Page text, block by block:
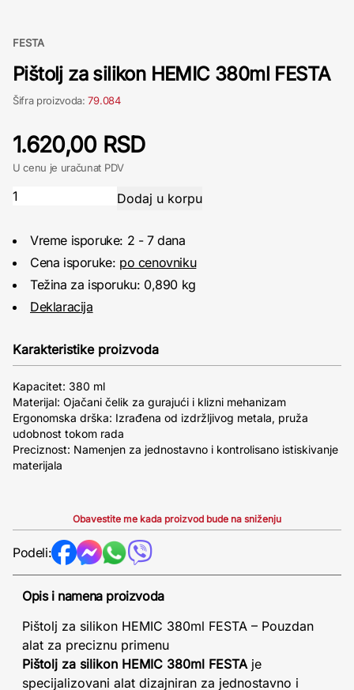
FESTA
Pištolj za silikon HEMIC 380ml FESTA
Šifra proizvoda:79.084
1.620,00 RSD
U cenu je uračunat PDV
Vreme isporuke: 2 - 7 dana
Cena isporuke: po cenovniku
Težina za isporuku: 0,890 kg
Deklaracija
Karakteristike proizvoda
Kapacitet: 380 ml
Materijal: Ojačani čelik za gurajući i klizni mehanizam
Ergonomska drška: Izrađena od izdržljivog metala, pruža
udobnost tokom rada
Preciznost: Namenjen za jednostavno i kontrolisano istiskivanje
materijala
Obavestite me kada proizvod bude na sniženju
Podeli:
Opis i namena proizvoda
Pištolj za silikon HEMIC 380ml FESTA – Pouzdan
alat za preciznu primenu
Pištolj za silikon HEMIC 380ml FESTAje
specijalizovani alat dizajniran za jednostavno i